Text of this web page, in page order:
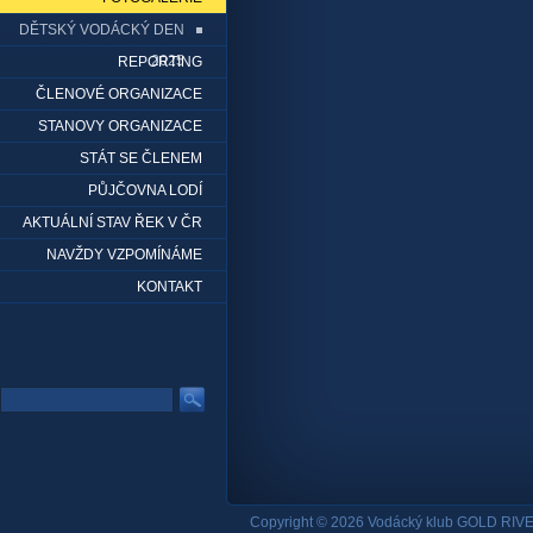
DĚTSKÝ VODÁCKÝ DEN
2025
REPORTING
ČLENOVÉ ORGANIZACE
STANOVY ORGANIZACE
STÁT SE ČLENEM
PŮJČOVNA LODÍ
AKTUÁLNÍ STAV ŘEK V ČR
NAVŽDY VZPOMÍNÁME
KONTAKT
Copyright © 2026 Vodácký klub GOLD